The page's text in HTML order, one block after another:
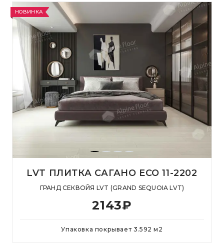
НОВИНКА
LVT ПЛИТКА САГАНО ECO 11-2202
ГРАНД СЕКВОЙЯ LVT (GRAND SEQUOIA LVT)
2143₽
Упаковка покрывает 3.592 м 2